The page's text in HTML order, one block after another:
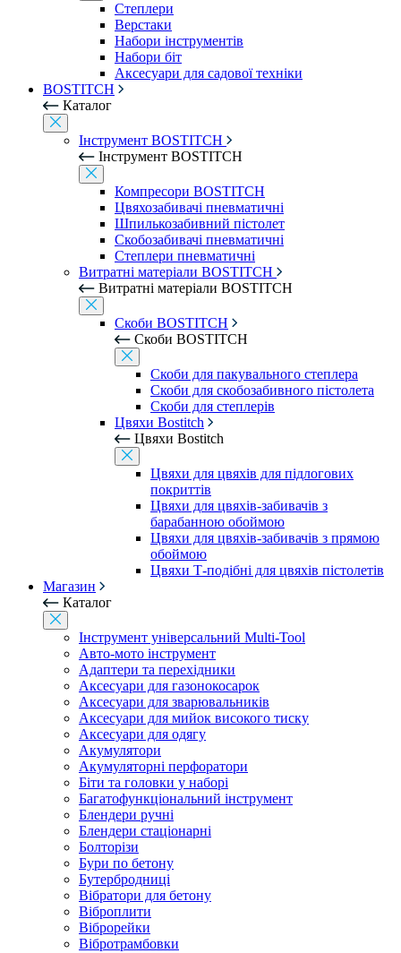
Степлери
Верстаки
Набори інструментів
Набори біт
Аксесуари для садової техніки
BOSTITCH
Каталог
Інструмент BOSTITCH
Інструмент BOSTITCH
Компресори BOSTITCH
Цвяхозабивачі пневматичні
Шпилькозабивний пістолет
Скобозабивачі пневматичні
Степлери пневматичні
Витратні матеріали BOSTITCH
Витратні матеріали BOSTITCH
Скоби BOSTITCH
Скоби BOSTITCH
Скоби для пакувального степлера
Скоби для скобозабивного пістолета
Скоби для степлерів
Цвяхи Bostitch
Цвяхи Bostitch
Цвяхи для цвяхів для підлогових
покриттів
Цвяхи для цвяхів-забивачів з
барабанною обоймою
Цвяхи для цвяхів-забивачів з прямою
обоймою
Цвяхи Т-подібні для цвяхів пістолетів
Магазин
Каталог
Інструмент універсальний Multi-Tool
Авто-мото інструмент
Адаптери та перехідники
Аксесуари для газонокосарок
Аксесуари для зварювальників
Аксесуари для мийок високого тиску
Аксесуари для одягу
Акумулятори
Акумуляторні перфоратори
Біти та головки у наборі
Багатофункціональний інструмент
Блендери ручні
Блендери стаціонарні
Болторізи
Бури по бетону
Бутербродниці
Вібратори для бетону
Віброплити
Віброрейки
Вібротрамбовки